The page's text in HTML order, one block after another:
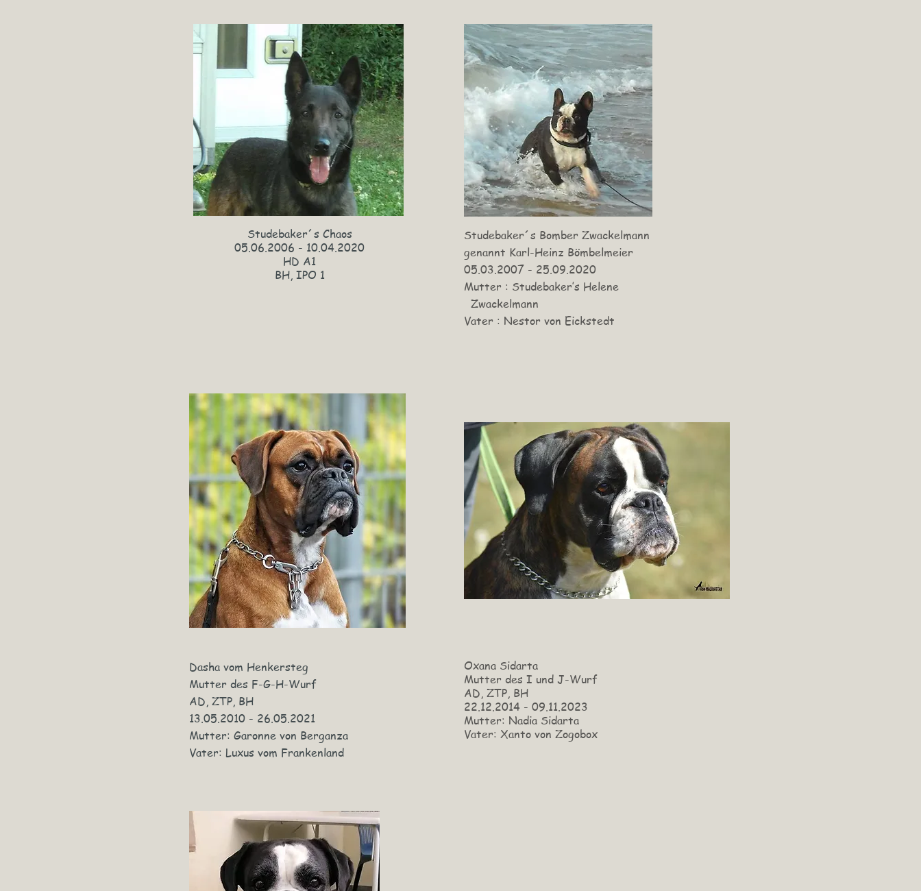
Studebaker´s Chaos
05.06.2006 - 10.04.2020
HD A1
​BH, IPO 1
Studebaker´s Bomber Zwackelmann
genannt Karl-Heinz Bömbelmeier
05.03.2007 - 25.09.2020​
Mutter : Studebaker’s Helene
Zwackelmann
​Vater : Nestor von Eickstedt
Dasha vom Henkersteg
Mutter des F-G-H-Wurf
AD, ZTP, BH
13.05.2010 - 26.05.2021
Mutter: Garonne von Berganza
Vater: Luxus vom Frankenland
Oxana Sidarta
Mutter des I und J-Wurf
AD, ZTP, BH
22.12.2014 - 09.11.2023
Mutter: Nadia Sidarta
Vater: Xanto von Zogobox